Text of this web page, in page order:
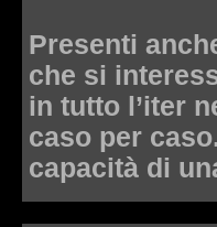
Presenti
che si
in tutto l’iter
caso per
capacità di